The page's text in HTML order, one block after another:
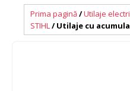
Prima pagină/Utilaje
STIHL/ Utilaje cu